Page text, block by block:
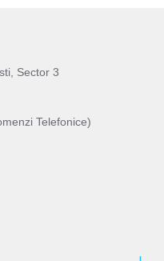
Sector 3
Telefonice)